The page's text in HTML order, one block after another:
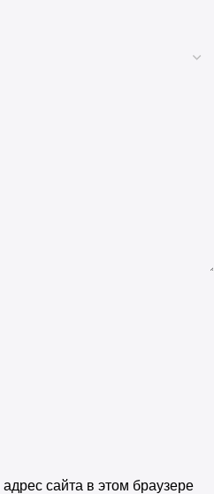
сайта в этом браузере